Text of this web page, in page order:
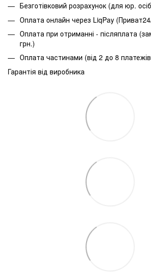
Безготівковий розрахунок (для юр.
Оплата онлайн через LiqPay
Оплата при отриманні - післяплата
грн.)
Оплата частинами (від 2 до 8
Гарантія від виробника